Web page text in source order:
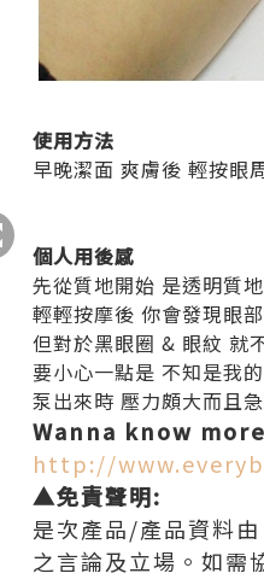
使用方法
早晚潔面 爽膚後 輕按眼
個人用後感
先從質地開始 是透明質
輕輕按摩後 你會發現眼
但對於黑眼圈 & 眼紋 就
要小心一點是 不知是我
泵出來時 壓力頗大而且
Wanna know
http://
▲免責聲明:
是次產品/產品資料
之言論及立場。如需